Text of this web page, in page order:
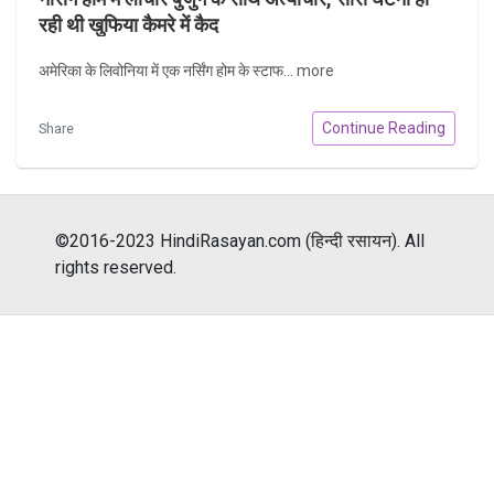
रही थी खुफिया कैमरे में कैद
अमेरिका के लिवोनिया में एक नर्सिंग होम के स्टाफ... more
Share Continue Reading
©2016-2023 HindiRasayan.com (हिन्दी रसायन). All
rights reserved.